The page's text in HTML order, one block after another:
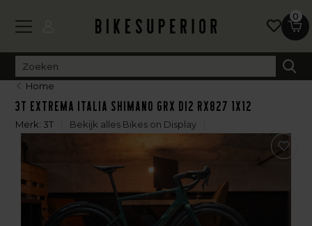
0
Home
3T Extrema Italia Shimano GRX Di2 RX827 1x12
Merk: 3T Bekijk alles Bikes on Display